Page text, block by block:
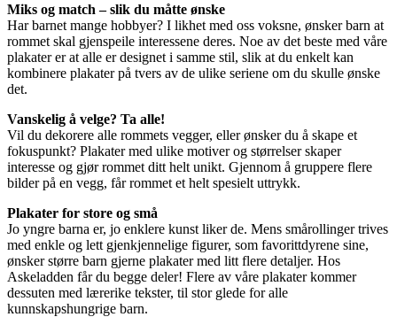
Miks og match – slik du måtte ønske
Har barnet mange hobbyer? I likhet med oss voksne, ønsker barn at
rommet skal gjenspeile interessene deres. Noe av det beste med våre
plakater er at alle er designet i samme stil, slik at du enkelt kan
kombinere plakater på tvers av de ulike seriene om du skulle ønske
det.
Vanskelig å velge? Ta alle!
Vil du dekorere alle rommets vegger, eller ønsker du å skape et
fokuspunkt? Plakater med ulike motiver og størrelser skaper
interesse og gjør rommet ditt helt unikt. Gjennom å gruppere flere
bilder på en vegg, får rommet et helt spesielt uttrykk.
Plakater for store og små
Jo yngre barna er, jo enklere kunst liker de. Mens smårollinger trives
med enkle og lett gjenkjennelige figurer, som favorittdyrene sine,
ønsker større barn gjerne plakater med litt flere detaljer. Hos
Askeladden får du begge deler! Flere av våre plakater kommer
dessuten med lærerike tekster, til stor glede for alle
kunnskapshungrige barn.